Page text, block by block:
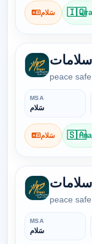
سَلام 🇮🇶
سلامات
peace safe
MSA
سَلام
سَلام 🇸🇦
سلامات
peace safe
MSA
سَلام